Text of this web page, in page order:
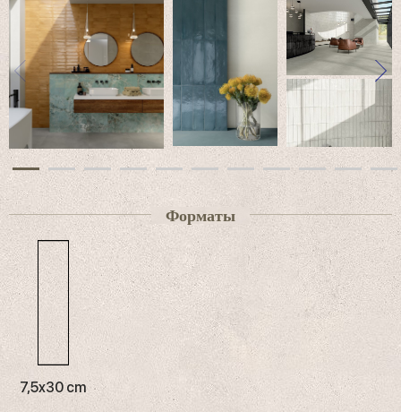
вогнутой структуры с обработанными углами, которая
имитирует уникальный эффект несовершенства ручной
работы, усиливая ощущение динамичности и сияния
общей картины. Результатом является сочетание
визуальных и тактильных качеств, которые подчеркивают
натуральность дизайна в формате кирпича 7,5x30,
который подходит для самых разнообразных комбинаций
укладки и благодаря повторяемости идеально усиливает
отражения света. Декоративная душа коллекции
подчеркивается растительным орнаментом, листья с
атласной отделкой которого отпечатаны на блестящих
поверхностях, на которых они создают изысканный
контраст между глянцевой и матовой отделкой.
КоллекцияMultiforme 1741, усиленная этим изысканным
декором, призвана привнести неповторимый характер и
изысканную стилистическую энергию во все типы
помещений, включая гостиные, спальни, кухни, ванные
комнаты и новые коммерческие пространства. Эта
коллекция также обеспечивает большую композиционную
свободу благодаря возможности создания различных
комбинаций. От одноименных цемента и полимерных
материалов Multiforme Marca Corona до текстурных
комбинаций, включающих дерево, терракоту и мрамор.
Форматы
7,5x30 cm